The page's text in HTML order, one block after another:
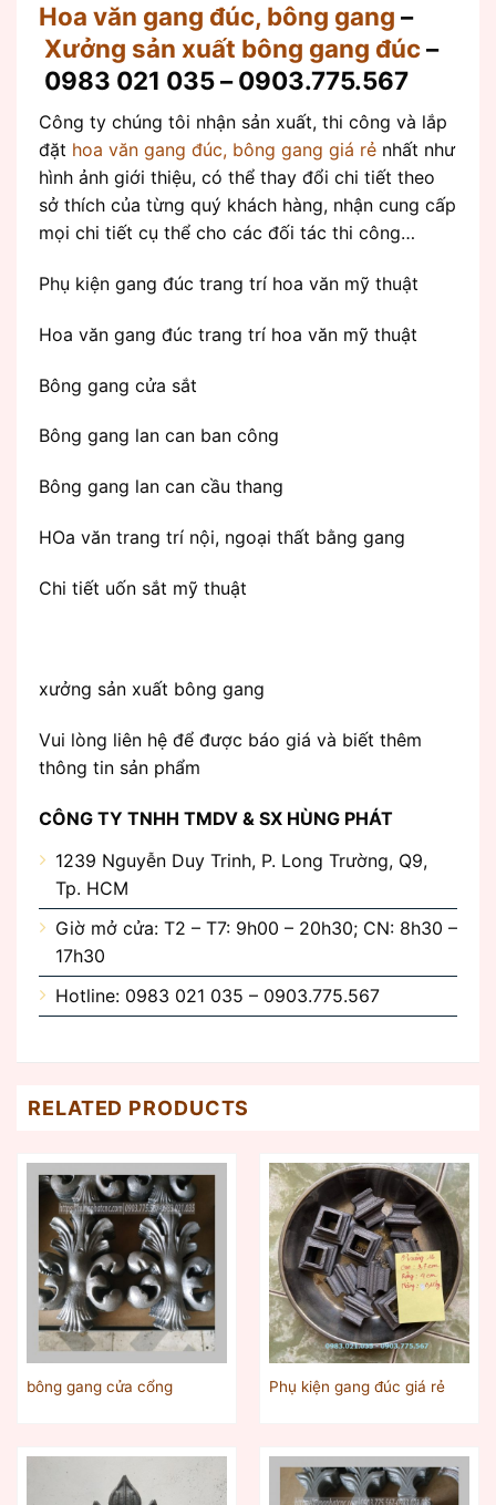
Hoa văn gang đúc, bông gang –
Xưởng sản xuất bông gang đúc–
0983 021 035 – 0903.775.567
Công ty chúng tôi nhận sản xuất, thi công và lắp
đặt hoa văn gang đúc, bông gang giá rẻ nhất như
hình ảnh giới thiệu, có thể thay đổi chi tiết theo
sở thích của từng quý khách hàng, nhận cung cấp
mọi chi tiết cụ thể cho các đối tác thi công…
Phụ kiện gang đúc trang trí hoa văn mỹ thuật
Hoa văn gang đúc trang trí hoa văn mỹ thuật
Bông gang cửa sắt
Bông gang lan can ban công
Bông gang lan can cầu thang
HOa văn trang trí nội, ngoại thất bằng gang
Chi tiết uốn sắt mỹ thuật
xưởng sản xuất bông gang
Vui lòng liên hệ để được báo giá và biết thêm
thông tin sản phẩm
CÔNG TY TNHH TMDV & SX HÙNG PHÁT
1239 Nguyễn Duy Trinh, P. Long Trường, Q9,
Tp. HCM
Giờ mở cửa: T2 – T7: 9h00 – 20h30; CN: 8h30 –
17h30
Hotline: 0983 021 035 – 0903.775.567
RELATED PRODUCTS
bông gang cửa cổng Phụ kiện gang đúc giá rẻ